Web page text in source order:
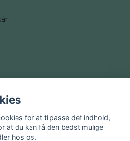
for at tilpasse det indhold,
at du kan få den bedst mulige
hos os.